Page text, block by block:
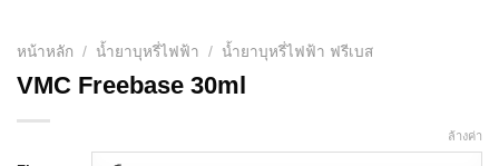
หน้าหลัก / น้ำยาบุหรี่ไฟฟ้า / น้ำยาบุหรี่ไฟฟ้า ฟรีเบส
VMC Freebase 30ml
ล้างค่า